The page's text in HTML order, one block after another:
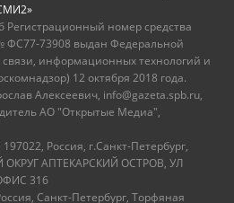
Регистрационный номер средства
73908 выдан Федеральной
связи, информационных технологий и
12 октября 2018 года.
Алексеевич, info@gazeta.spb.ru,
АО "Открытые Медиа",
Россия, г.Санкт-Петербург,
АПТЕКАРСКИЙ ОСТРОВ, УЛ
316
Санкт-Петербург, Торфяная